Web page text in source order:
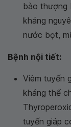
bào thượng
kháng
nước bọt,
Bệnh nội tiết:
Viêm tuyến
kháng thể
tuyến giáp